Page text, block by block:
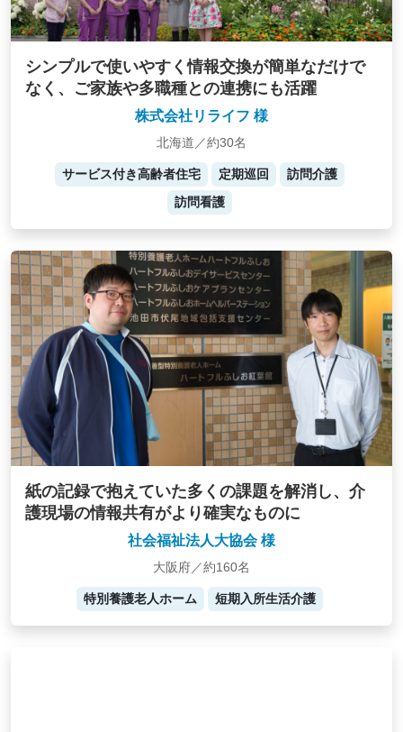
シンプルで使いやすく情報交換が簡単なだけで
なく、ご家族や多職種との連携にも活躍
株式会社リライフ 様
北海道／約30名
サービス付き高齢者住宅 定期巡回
訪問介護
訪問看護
紙の記録で抱えていた多くの課題を解消し、介
護現場の情報共有がより確実なものに
社会福祉法人大協会 様
大阪府／約160名
特別養護老人ホーム 短期入所生活介護